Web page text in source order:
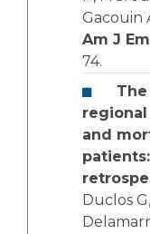
Gacouin
Am J
74.
and
Duclos G,